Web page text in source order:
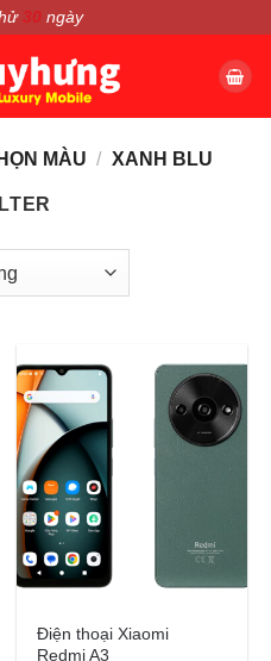
30 ngày
MÀU / XANH BLU
Trả góp 0%
Điện thoại Xiaomi
Redmi A3